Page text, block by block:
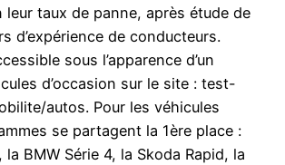
leur taux de panne, après étude de
d’expérience de conducteurs.
sous l’apparence d’un
d’occasion sur le site : test-
autos. Pour les véhicules
se partagent la 1ère place :
la BMW Série 4, la Skoda Rapid, la